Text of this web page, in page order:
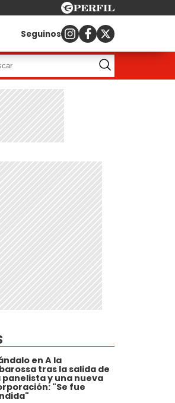
Seguinos
en A la
tras la salida de
panelista y una nueva
"Se fue